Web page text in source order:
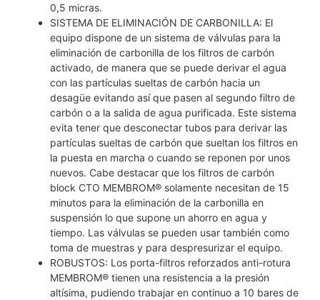
0,5 micras.
SISTEMA DE ELIMINACIÓN DE CARBONILLA: El
equipo dispone de un sistema de válvulas para la
eliminación de carbonilla de los filtros de carbón
activado, de manera que se puede derivar el agua
con las partículas sueltas de carbón hacia un
desagüe evitando así que pasen al segundo filtro de
carbón o a la salida de agua purificada. Este sistema
evita tener que desconectar tubos para derivar las
partículas sueltas de carbón que sueltan los filtros en
la puesta en marcha o cuando se reponen por unos
nuevos. Cabe destacar que los filtros de carbón
block CTO MEMBROM® solamente necesitan de 15
minutos para la eliminación de la carbonilla en
suspensión lo que supone un ahorro en agua y
tiempo. Las válvulas se pueden usar también como
toma de muestras y para despresurizar el equipo.
ROBUSTOS: Los porta-filtros reforzados anti-rotura
MEMBROM® tienen una resistencia a la presión
altísima, pudiendo trabajar en continuo a 10 bares de